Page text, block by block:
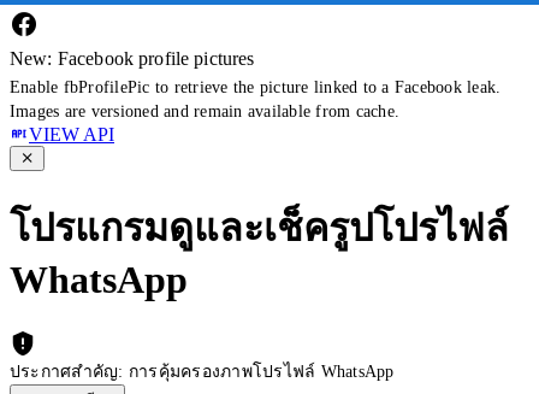
New: Facebook profile pictures
Enable fbProfilePic to retrieve the picture linked to a Facebook leak.
Images are versioned and remain available from cache.
VIEW API
โปรแกรมดูและเช็ครูปโปรไฟล์
WhatsApp
ประกาศสำคัญ: การคุ้มครองภาพโปรไฟล์ WhatsApp